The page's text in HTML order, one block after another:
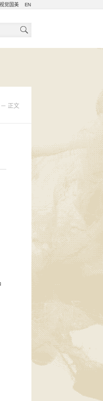
视觉国美 EN
－ 正文